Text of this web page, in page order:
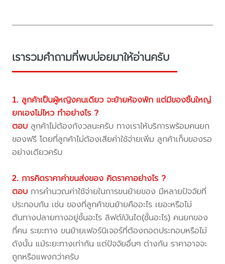
เรารวมคำถามที่พบบ่อยมาให้อ่านครับ
1. ลูกค้าเป็นผู้หญิงคนเดียว จะย้ายห้องพัก แต่มีของชิ้นใหญ่
ยกเองไม่ไหว ทำอย่างไร ?
ตอบ ลูกค้าไม่ต้องกังวลนะครับ ทางเราให้บริการพร้อมคนยก
ของฟรี โดยที่ลูกค้าไม่ต้องเสียค่าใช้จ่ายเพิ่ม ลูกค้าเก็บของรอ
อย่างเดียวครับ
2. การคิดราคาค่าขนส่งของ คิดราคาอย่างไร ?
ตอบ การคำนวณค่าใช้จ่ายในการขนย้ายของ มีหลายปัจจัยที่
ประกอบกัน เช่น ของที่ลูกค้าขนย้ายคืออะไร เยอะหรือไม่
ต้นทางปลายทางอยู่ชั้นอะไร ลิฟต์/บันได(ชั้นอะไร) คนยกของ
กี่คน ระยะทาง ขนย้ายเฟอร์นิเจอร์ที่ต้องถอดประกอบหรือไม่
ดังนั้น แม้ระยะทางเท่ากัน แต่ปัจจัยอื่นๆ ต่างกัน ราคาอาจจะ
ถูกหรือแพงกว่าครับ